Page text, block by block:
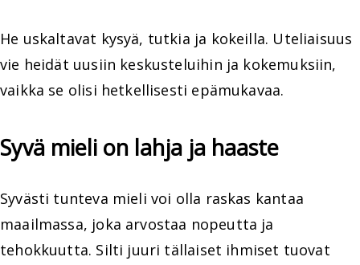
He uskaltavat kysyä, tutkia ja kokeilla. Uteliaisuus
vie heidät uusiin keskusteluihin ja kokemuksiin,
vaikka se olisi hetkellisesti epämukavaa.
Syvä mieli on lahja ja haaste
Syvästi tunteva mieli voi olla raskas kantaa
maailmassa, joka arvostaa nopeutta ja
tehokkuutta. Silti juuri tällaiset ihmiset tuovat